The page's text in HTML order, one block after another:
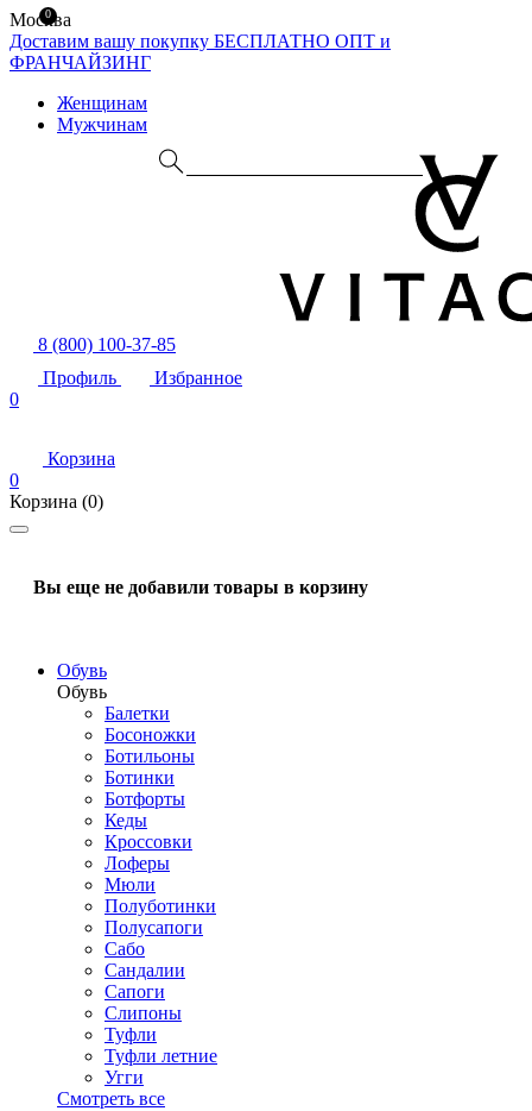
Москва
Доставим вашу покупку БЕСПЛАТНО ОПТ и
ФРАНЧАЙЗИНГ
Женщинам
Мужчинам
8 (800) 100-37-85
Профиль
Избранное
0
Корзина
0
Корзина (0)
Вы еще не добавили товары в корзину
Обувь
Обувь
Балетки
Босоножки
Ботильоны
Ботинки
Ботфорты
Кеды
Кроссовки
Лоферы
Мюли
Полуботинки
Полусапоги
Сабо
Сандалии
Сапоги
Слипоны
Туфли
Туфли летние
Угги
Смотреть все
0